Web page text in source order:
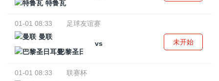
特鲁瓦
01-01 08:33
足球友谊赛
曼联
vs
巴黎圣日耳曼
未开始
01-01 08:33
联赛杯